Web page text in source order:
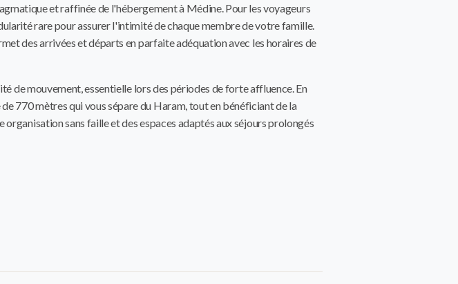
et raffinée de l'hébergement à Médine. Pour les voyageurs
rare pour assurer l'intimité de chaque membre de votre famille.
des arrivées et départs en parfaite adéquation avec les horaires de
de mouvement, essentielle lors des périodes de forte affluence. En
770 mètres qui vous sépare du Haram, tout en bénéficiant de la
organisation sans faille et des espaces adaptés aux séjours prolongés